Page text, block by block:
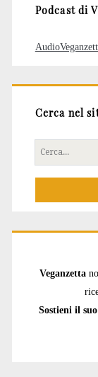
Podcast di
Cerca nel
Cerca
per:
Veganzetta
Sostieni il